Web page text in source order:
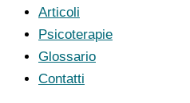
Articoli
Psicoterapie
Glossario
Contatti